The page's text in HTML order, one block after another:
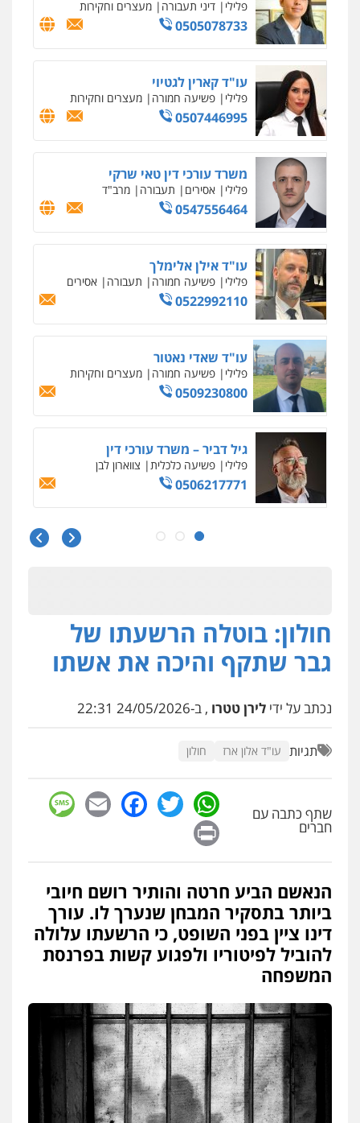
וחקירות
0542255161
גל דהן – משרד עורך דין פלילי
פלילי פשיעה חמורה סמים מעצרים
וחקירות
0544723840
עו"ד ראוף נג'אר
פלילי עורכי דין לענייני אסירים מעצרים
סמים רכוש
0548009246
דוד אפרים משרד עורכי דין
פלילי צווארון לבן מס הכנסה מע"מ
0506209859
עדי כרמלי – חברת עו"ד
פלילי כלכלי עורכי דין לענייני אסירים
0525060666
גיא זהבי משרד עורכי דין
פלילי משפחה
503456449
עו"ד איהאב ג'לג'ולי
עורכי דין לענייני
אייל בן שושן, עורך דין פלילי
פלילי מעצרים וחקירות פשיעה חמורה
נוער רישום פלילי
0522763105
0547342002
עו"ד אלון קריטי
כלכלי
0525544654
עו"ד דפנה לביא
משפחה גישור
0507206063
פלילי פשיעה חמורה מעצרים וחקירות
קטינים
0538788878
עו"ד אסף דוק
פלילי עבירות מין סמים והימורים פשיעה
חמורה חקירות ומעצרים צווארון לבן והונאה
חולון: בוטלה הרשעתו של
גבר שתקף והיכה את אשתו
נכתב על ידי לירן טטרו , ב-24/05/2026 22:31
תגיות עו"ד אלון ארז חולון
שתף כתבה עם
חברים
WhatsApp
Twitter
Facebook
Email
הנאשם הביע חרטה והותיר רושם חיובי
ביותר בתסקיר המבחן שנערך לו. עורך
דינו ציין בפני השופט, כי הרשעתו עלולה
להוביל לפיטוריו ולפגוע קשות בפרנסת
המשפחה